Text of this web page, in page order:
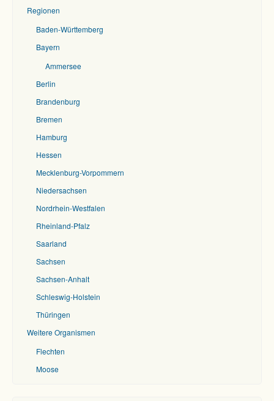
Regionen
Baden-Württemberg
Bayern
Ammersee
Berlin
Brandenburg
Bremen
Hamburg
Hessen
Mecklenburg-Vorpommern
Niedersachsen
Nordrhein-Westfalen
Rheinland-Pfalz
Saarland
Sachsen
Sachsen-Anhalt
Schleswig-Holstein
Thüringen
Weitere Organismen
Flechten
Moose